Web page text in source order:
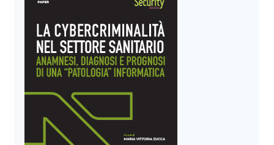
SANDBOX
DI
NUOVA
GENERAZIONE